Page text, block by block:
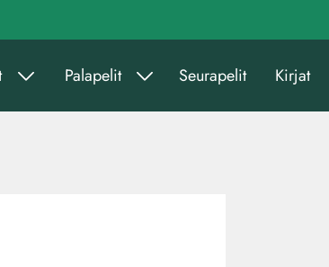
Palapelit Seurapelit Kirjat